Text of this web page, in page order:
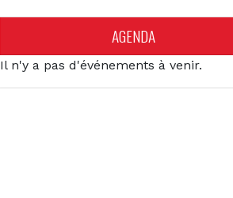
AGENDA
Il n'y a pas d'événements à venir.